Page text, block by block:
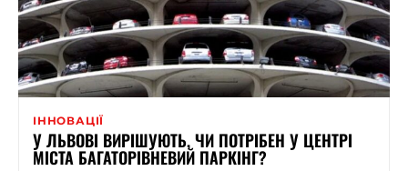
ІННОВАЦІЇ
У ЛЬВОВІ ВИРІШУЮТЬ, ЧИ ПОТРІБЕН У ЦЕНТРІ
МІСТА БАГАТОРІВНЕВИЙ ПАРКІНГ?